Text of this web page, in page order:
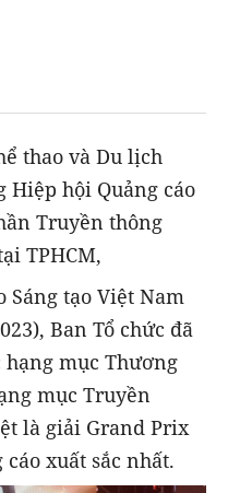
thao và Du lịch
Hiệp hội Quảng cáo
Truyền thông
TPHCM,
Sáng tạo Việt Nam
Ban Tổ chức đã
mục Thương
mục Truyền
là giải Grand Prix
xuất sắc nhất.